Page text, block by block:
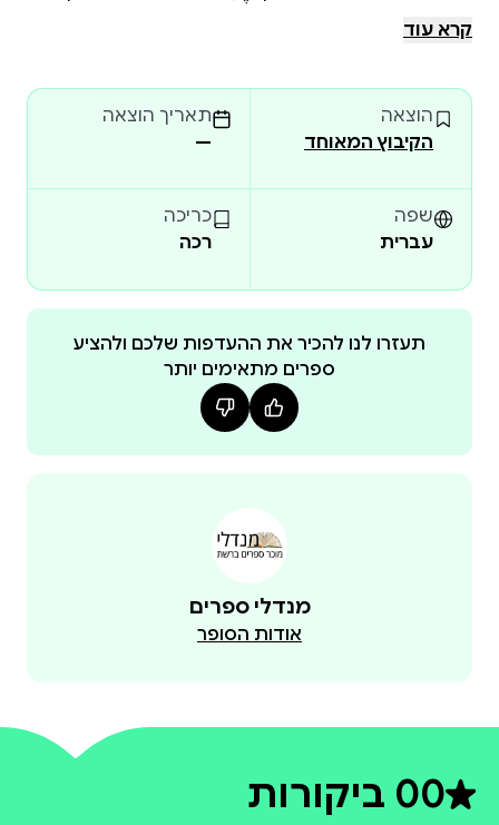
מזה, ישנם החיים עצמם, מחוספסים וסדוקים, בוערים
אקס מיתולוגי של המספר העממי היהודי. כמוהו הוא מכיר
מקרוב את הדמויות, מרכל
קרא עוד
הוצאה
הקיבוץ המאוחד
תאריך הוצאה
—
שפה
עברית
כריכה
רכה
תעזרו לנו להכיר את ההעדפות שלכם ולהציע
ספרים מתאימים יותר
מנדלי ספרים
אודות הסופר
0דירוג ממוצע 0 מתוך 5
0 ביקורות